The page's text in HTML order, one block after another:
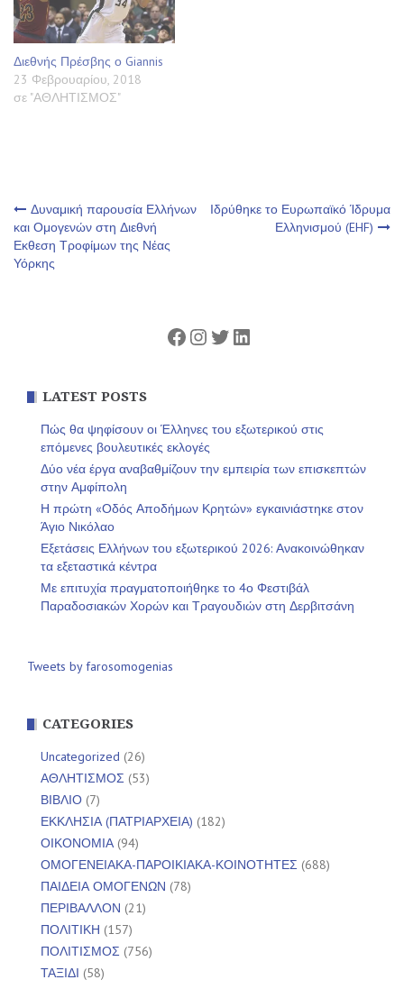
Διεθνής Πρέσβης ο Giannis
23 Φεβρουαρίου, 2018
σε "ΑΘΛΗΤΙΣΜΟΣ"
Πλοήγηση
άρθρων
Δυναμική παρουσία Ελλήνων
και Ομογενών στη Διεθνή
Εκθεση Τροφίμων της Νέας
Υόρκης
Ιδρύθηκε το Ευρωπαϊκό Ίδρυμα
Ελληνισμού (EHF)
Facebook
Instagram
Twitter
Linkedin
LATEST POSTS
Πώς θα ψηφίσουν οι Έλληνες του εξωτερικού στις
επόμενες βουλευτικές εκλογές
Δύο νέα έργα αναβαθμίζουν την εμπειρία των επισκεπτών
στην Αμφίπολη
Η πρώτη «Οδός Αποδήμων Κρητών» εγκαινιάστηκε στον
Άγιο Νικόλαο
Εξετάσεις Ελλήνων του εξωτερικού 2026: Ανακοινώθηκαν
τα εξεταστικά κέντρα
Με επιτυχία πραγματοποιήθηκε το 4ο Φεστιβάλ
Παραδοσιακών Χορών και Τραγουδιών στη Δερβιτσάνη
Tweets by farosomogenias
CATEGORIES
Uncategorized (26)
ΑΘΛΗΤΙΣΜΟΣ (53)
ΒΙΒΛΙΟ (7)
ΕΚΚΛΗΣΙΑ (ΠΑΤΡΙΑΡΧΕΙΑ) (182)
ΟΙΚΟΝΟΜΙΑ(94)
ΟΜΟΓΕΝΕΙΑΚΑ-ΠΑΡΟΙΚΙΑΚΑ-ΚΟΙΝΟΤΗΤΕΣ (688)
ΠΑΙΔΕΙΑ ΟΜΟΓΕΝΩΝ (78)
ΠΕΡΙΒΑΛΛΟΝ (21)
ΠΟΛΙΤΙΚΗ (157)
ΠΟΛΙΤΙΣΜΟΣ (756)
ΤΑΞΙΔΙ (58)